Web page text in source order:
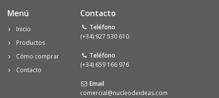
Menú
Inicio
Productos
Cómo comprar
Contacto
Contacto
Teléfono
(+34) 927 530 610
Teléfono
(+34) 659 166 976
Email
comercial@nucleodeideas.com